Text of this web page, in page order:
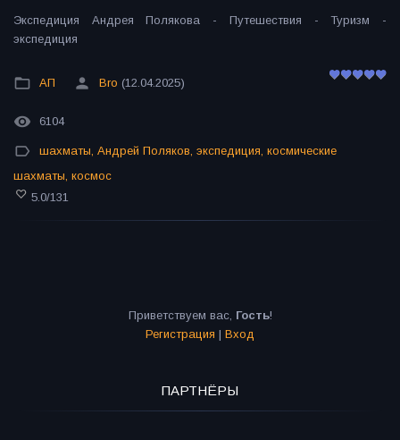
Экспедиция Андрея Полякова - Путешествия - Туризм -
экспедиция
АП Bro (12.04.2025)
6104
шахматы, Андрей Поляков, экспедиция, космические
шахматы, космос
5.0/131
Приветствуем вас, Гость!
Регистрация | Вход
ПАРТНЁРЫ